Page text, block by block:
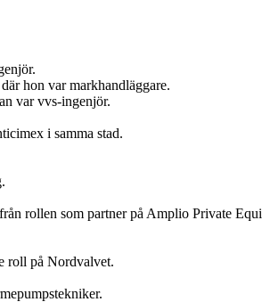
hon var markhandläggare.
var vvs-ingenjör.
i samma stad.
rollen som partner på Amplio Private
roll på Nordvalvet.